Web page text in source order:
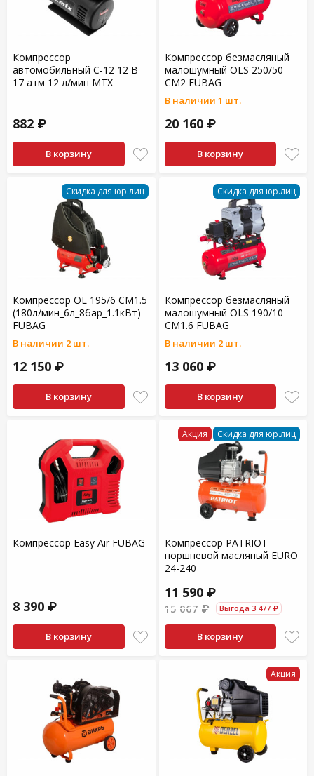
Компрессор
автомобильный С-12 12 В
17 атм 12 л/мин MTX
882 ₽
В корзину
Компрессор безмасляный
малошумный OLS 250/50
CM2 FUBAG
В наличии 1 шт.
20 160 ₽
В корзину
Скидка для юр.лиц
Компрессор OL 195/6 CM1.5
(180л/мин_6л_8бар_1.1кВт)
FUBAG
В наличии 2 шт.
12 150 ₽
В корзину
Скидка для юр.лиц
Компрессор безмасляный
малошумный OLS 190/10
CM1.6 FUBAG
В наличии 2 шт.
13 060 ₽
В корзину
Компрессор Easy Air FUBAG
8 390 ₽
В корзину
Акция Скидка для юр.лиц
Компрессор PATRIOT
поршневой масляный EURO
24-240
11 590 ₽
15 067 ₽ Выгода 3 477 ₽
В корзину
Акция